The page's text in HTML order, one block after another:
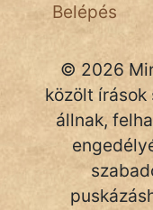
szemfüles
Belépés
© 2026
közölt
állnak,